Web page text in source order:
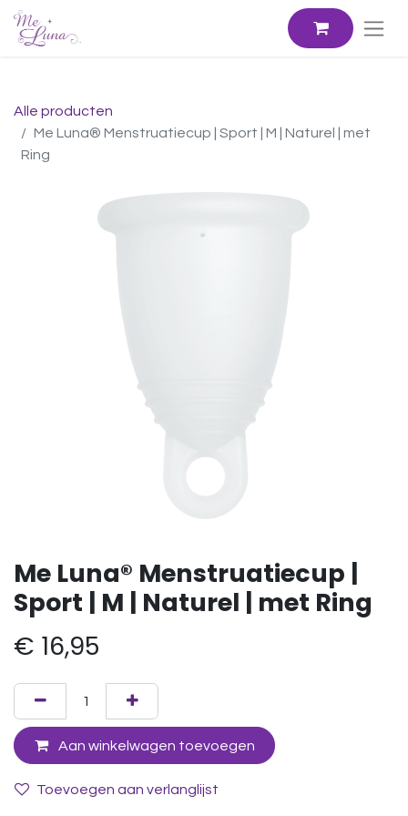
Alle producten
Me Luna® Menstruatiecup | Sport | M | Naturel | met
Ring
Me Luna® Menstruatiecup |
Sport | M | Naturel | met Ring
€ 16,95
Aan winkelwagen toevoegen
Toevoegen aan verlanglijst